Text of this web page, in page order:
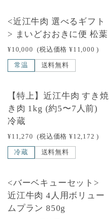
<近江牛肉 選べるギフト
> まいどおおきに便 松葉
¥10,000 (税込価格 ¥11,000 )
常温 送料無料
【特上】近江牛肉 すき焼
き肉 1kg (約5〜7人前)
冷蔵
¥11,270 (税込価格 ¥12,172 )
冷蔵 送料無料
<バーベキューセット>
近江牛肉 4人用ボリュー
ムプラン 850g